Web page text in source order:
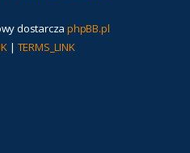
dostarcza phpBB.pl
| TERMS_LINK